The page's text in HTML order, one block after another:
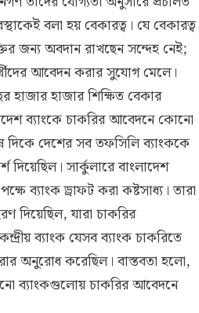
বলা হয় বেকারত্ব। যে বেকারত্ব
জন্য অবদান রাখছেন সন্দেহ নেই;
আবেদন করার সুযোগ মেলে।
হাজার হাজার শিক্ষিত বেকার
ব্যাংকে চাকরির আবেদনে কোনো
দিকে দেশের সব তফসিলি ব্যাংককে
সার্কুলারে বাংলাদেশ
ব্যাংক ড্রাফট করা কষ্টসাধ্য। তারা
দিয়েছিল, যারা চাকরির
ব্যাংক যেসব ব্যাংক চাকরিতে
অনুরোধ করেছিল। বাস্তবতা হলো,
ব্যাংকগুলোয় চাকরির আবেদনে